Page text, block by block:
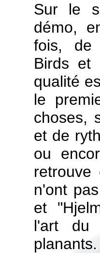
Sur le
démo,
fois, de
Birds et
qualité
le
choses,
et de
ou
retrouve
n'ont
et
l'art du
planants.